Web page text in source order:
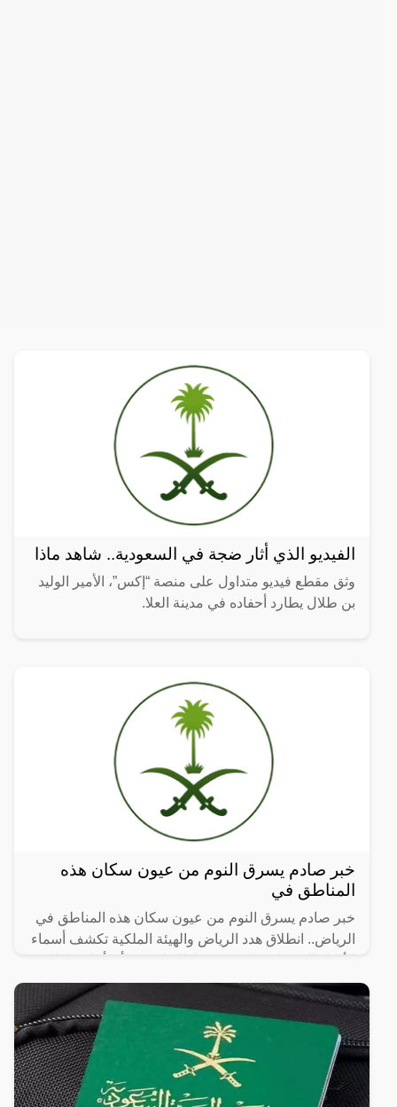
الفيديو الذي أثار ضجة في السعودية.. شاهد ماذا
وثق مقطع فيديو متداول على منصة “إكس”، الأمير الوليد
بن طلال يطارد أحفاده في مدينة العلا.
خبر صادم يسرق النوم من عيون سكان هذه
المناطق في
خبر صادم يسرق النوم من عيون سكان هذه المناطق في
الرياض.. انطلاق هدد الرياض والهيئة الملكية تكشف أسماء